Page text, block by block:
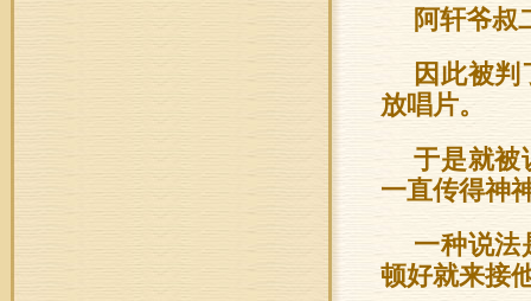
阿轩爷叔
因此被
放唱片。
于是就被
一直传得神
一种说法
顿好就来接